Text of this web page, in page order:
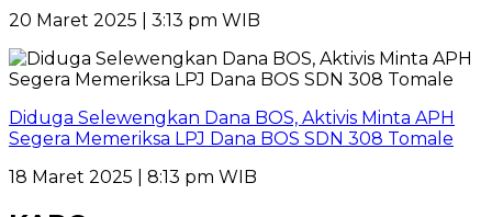
20 Maret 2025 | 3:13 pm WIB
Diduga Selewengkan Dana BOS, Aktivis Minta APH
Segera Memeriksa LPJ Dana BOS SDN 308 Tomale
18 Maret 2025 | 8:13 pm WIB